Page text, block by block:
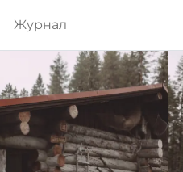
Журнал